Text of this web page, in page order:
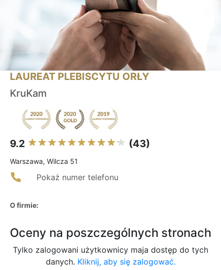
LAUREAT PLEBISCYTU ORŁY
KruKam
9.2 (43)
Warszawa, Wilcza 51
Pokaż numer telefonu
O firmie:
Oceny na poszczególnych stronach
Tylko zalogowani użytkownicy maja dostęp do tych
danych. Kliknij, aby się zalogować.